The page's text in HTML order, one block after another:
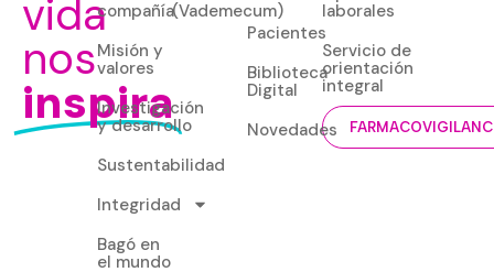
vida
nos
inspira
compañía
Misión y
valores
Investigación
y desarrollo
Sustentabilidad
Integridad
Bagó en
el mundo
(Vademecum)
Pacientes
Biblioteca
Digital
Novedades
laborales
Servicio de
orientación
integral